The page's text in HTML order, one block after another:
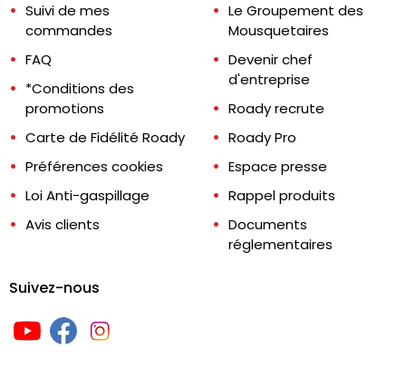
Suivi de mes
commandes
FAQ
*Conditions des
promotions
Carte de Fidélité Roady
Préférences cookies
Loi Anti-gaspillage
Avis clients
Le Groupement des
Mousquetaires
Devenir chef
d'entreprise
Roady recrute
Roady Pro
Espace presse
Rappel produits
Documents
réglementaires
Suivez-nous